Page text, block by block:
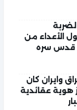
الأعداء من
قدس سره
وايران كان
هوية عقائدية